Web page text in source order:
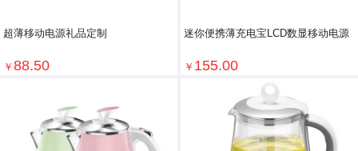
超薄移动电源礼品定制
￥ 88.50
迷你便携薄充电宝LCD数显移动电源
￥ 155.00